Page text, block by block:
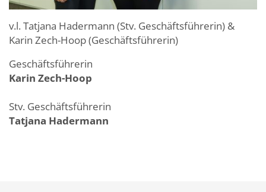
v.l. Tatjana Hadermann (Stv. Geschäftsführerin) &
Karin Zech-Hoop (Geschäftsführerin)
Geschäftsführerin
Karin Zech-Hoop
Stv. Geschäftsführerin
Tatjana Hadermann